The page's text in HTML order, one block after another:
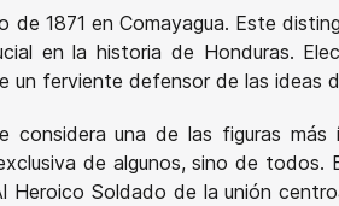
1871 en Comayagua. Este
en la historia de Honduras.
ferviente defensor de las ideas
una de las figuras
de algunos, sino de todos.
Soldado de la unión